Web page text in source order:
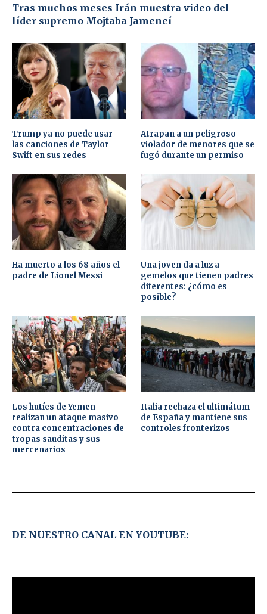
Tras muchos meses Irán muestra video del
líder supremo Mojtaba Jameneí
Trump ya no puede usar
las canciones de Taylor
Swift en sus redes
Atrapan a un peligroso
violador de menores que se
fugó durante un permiso
Ha muerto a los 68 años el
padre de Lionel Messi
Una joven da a luz a
gemelos que tienen padres
diferentes: ¿cómo es
posible?
Los hutíes de Yemen
realizan un ataque masivo
contra concentraciones de
tropas sauditas y sus
mercenarios
Italia rechaza el ultimátum
de España y mantiene sus
controles fronterizos
DE NUESTRO CANAL EN YOUTUBE: